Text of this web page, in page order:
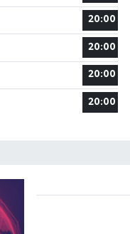
20:00
20:00
20:00
20:00